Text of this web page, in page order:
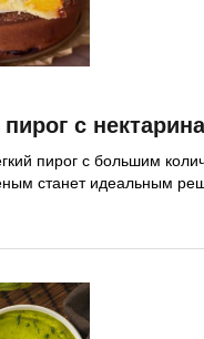
с
пирог с большим
станет идеальным